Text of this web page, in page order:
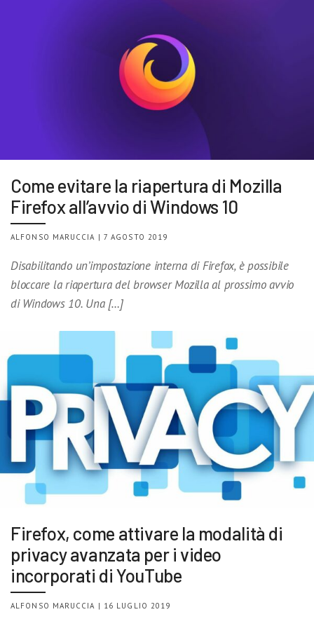
Come evitare la riapertura di Mozilla
Firefox all’avvio di Windows 10
ALFONSO MARUCCIA | 7 AGOSTO 2019
Disabilitando un’impostazione interna di Firefox, è possibile
bloccare la riapertura del browser Mozilla al prossimo avvio
di Windows 10. Una […]
Firefox, come attivare la modalità di
privacy avanzata per i video
incorporati di YouTube
ALFONSO MARUCCIA | 16 LUGLIO 2019